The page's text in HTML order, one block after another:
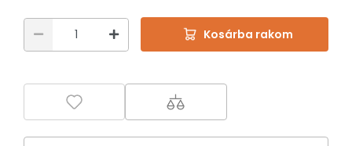
Kosárba rakom